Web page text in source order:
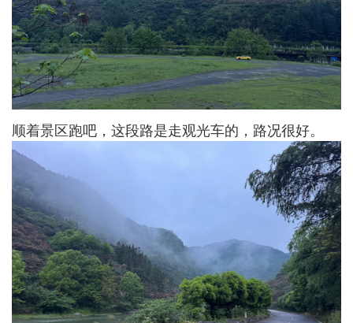
顺着景区跑吧，这段路是走观光车的，路况很好。